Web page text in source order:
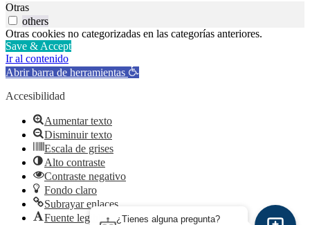
Otras
others
Otras cookies no categorizadas en las categorías anteriores.
Save & Accept
Ir al contenido
Abrir barra de herramientas
Accesibilidad
Aumentar texto
Disminuir texto
Escala de grises
Alto contraste
Contraste negativo
Fondo claro
Subrayar enlaces
Fuente legible
¿Tienes alguna pregunta?